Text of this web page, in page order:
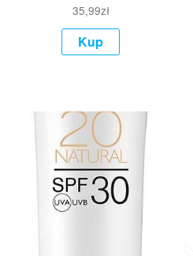
35,99zł
Kup